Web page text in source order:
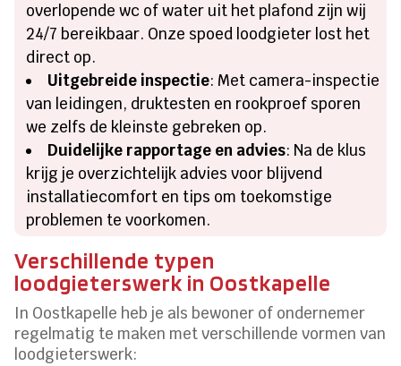
overlopende wc of water uit het plafond zijn wij
24/7 bereikbaar. Onze spoed loodgieter lost het
direct op.
Uitgebreide inspectie: Met camera-inspectie
van leidingen, druktesten en rookproef sporen
we zelfs de kleinste gebreken op.
Duidelijke rapportage en advies: Na de klus
krijg je overzichtelijk advies voor blijvend
installatiecomfort en tips om toekomstige
problemen te voorkomen.
Verschillende typen
loodgieterswerk in Oostkapelle
In Oostkapelle heb je als bewoner of ondernemer
regelmatig te maken met verschillende vormen van
loodgieterswerk: